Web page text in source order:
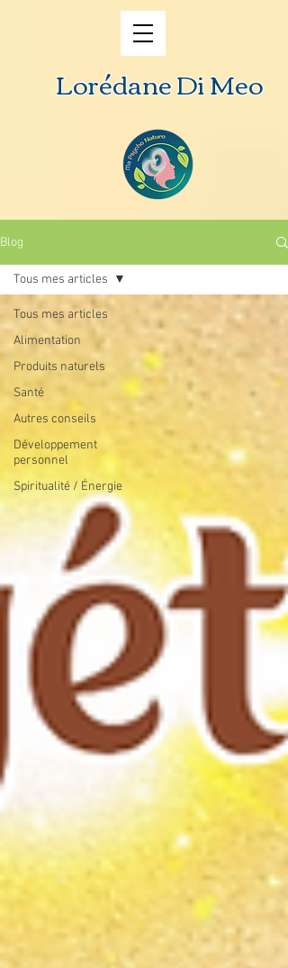
Lorédane Di Meo
Blog
Tous mes articles
Alimentation
Produits naturels
Santé
Autres conseils
Développement
personnel
Spiritualité / Énergie
Tous mes articles